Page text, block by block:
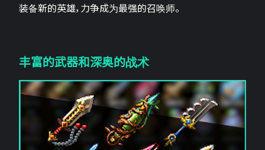
装备新的英雄，力争成为最强的召唤师。
丰富的武器和深奥的战术